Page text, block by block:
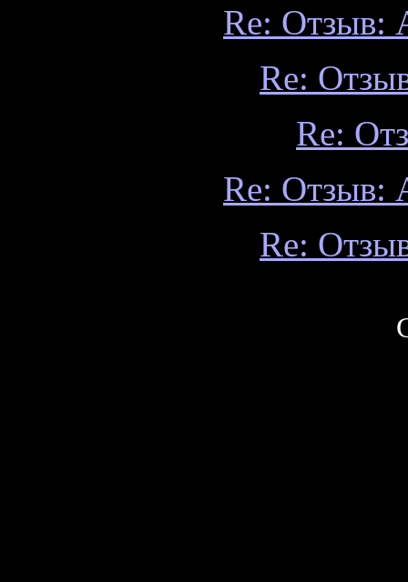
Re: Отзыв:
Re:
Re:
Re: Отзыв:
Re: